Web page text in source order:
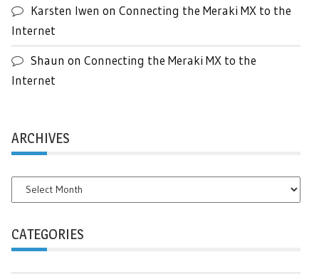
Karsten Iwen on Connecting the Meraki MX to the
Internet
Shaun on Connecting the Meraki MX to the
Internet
ARCHIVES
Archives
CATEGORIES